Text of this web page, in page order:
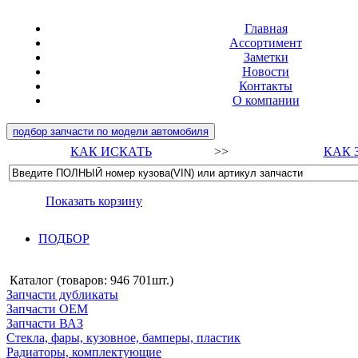
Главная
Ассортимент
Заметки
Новости
Контакты
О компании
подбор запчасти по модели автомобиля
КАК ИСКАТЬ >> КАК
Показать корзину
ПОДБОР
Каталог (товаров: 946 701шт.)
Запчасти дубликаты
Запчасти ОЕМ
Запчасти ВАЗ
Стекла, фары, кузовное, бамперы, пластик
Радиаторы, комплектующие